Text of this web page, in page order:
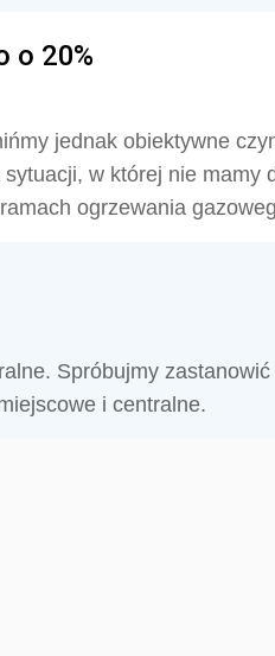
o 20%
jednak obiektywne
w której nie mamy
ogrzewania
Spróbujmy zastanowić
i centralne.